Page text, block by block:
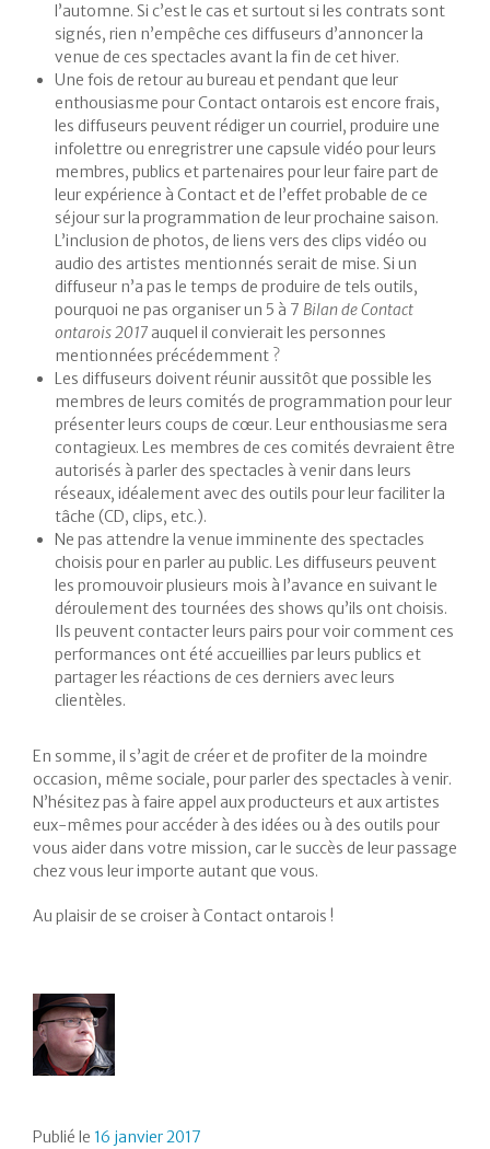
l’automne. Si c’est le cas et surtout si les contrats sont
signés, rien n’empêche ces diffuseurs d’annoncer la
venue de ces spectacles avant la fin de cet hiver.
Une fois de retour au bureau et pendant que leur
enthousiasme pour Contact ontarois est encore frais,
les diffuseurs peuvent rédiger un courriel, produire une
infolettre ou enregristrer une capsule vidéo pour leurs
membres, publics et partenaires pour leur faire part de
leur expérience à Contact et de l’effet probable de ce
séjour sur la programmation de leur prochaine saison.
L’inclusion de photos, de liens vers des clips vidéo ou
audio des artistes mentionnés serait de mise. Si un
diffuseur n’a pas le temps de produire de tels outils,
pourquoi ne pas organiser un 5 à 7 Bilan de Contact
ontarois 2017 auquel il convierait les personnes
mentionnées précédemment ?
Les diffuseurs doivent réunir aussitôt que possible les
membres de leurs comités de programmation pour leur
présenter leurs coups de cœur. Leur enthousiasme sera
contagieux. Les membres de ces comités devraient être
autorisés à parler des spectacles à venir dans leurs
réseaux, idéalement avec des outils pour leur faciliter la
tâche (CD, clips, etc.).
Ne pas attendre la venue imminente des spectacles
choisis pour en parler au public. Les diffuseurs peuvent
les promouvoir plusieurs mois à l’avance en suivant le
déroulement des tournées des shows qu’ils ont choisis.
Ils peuvent contacter leurs pairs pour voir comment ces
performances ont été accueillies par leurs publics et
partager les réactions de ces derniers avec leurs
clientèles.
En somme, il s’agit de créer et de profiter de la moindre
occasion, même sociale, pour parler des spectacles à venir.
N’hésitez pas à faire appel aux producteurs et aux artistes
eux-mêmes pour accéder à des idées ou à des outils pour
vous aider dans votre mission, car le succès de leur passage
chez vous leur importe autant que vous.
Au plaisir de se croiser à Contact ontarois !
Publié le 16 janvier 2017